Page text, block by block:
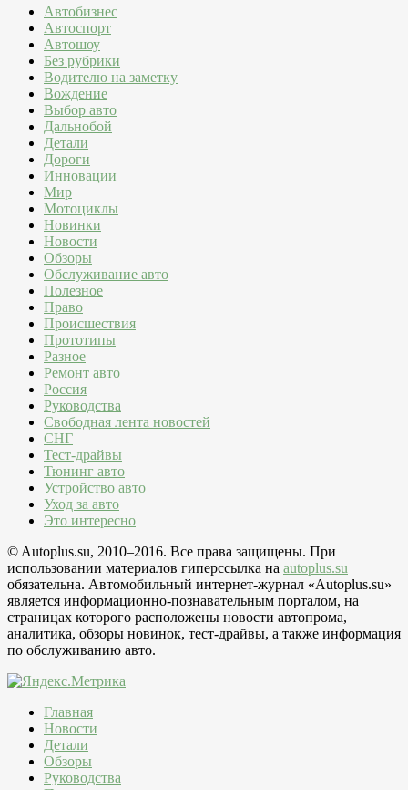
Автобизнес
Автоспорт
Автошоу
Без рубрики
Водителю на заметку
Вождение
Выбор авто
Дальнобой
Детали
Дороги
Инновации
Мир
Мотоциклы
Новинки
Новости
Обзоры
Обслуживание авто
Полезное
Право
Происшествия
Прототипы
Разное
Ремонт авто
Россия
Руководства
Свободная лента новостей
СНГ
Тест-драйвы
Тюнинг авто
Устройство авто
Уход за авто
Это интересно
© Autoplus.su, 2010–2016. Все права защищены. При
использовании материалов гиперссылка на autoplus.su
обязательна. Автомобильный интернет-журнал «Autoplus.su»
является информационно-познавательным порталом, на
страницах которого расположены новости автопрома,
аналитика, обзоры новинок, тест-драйвы, а также информация
по обслуживанию авто.
Главная
Новости
Детали
Обзоры
Руководства